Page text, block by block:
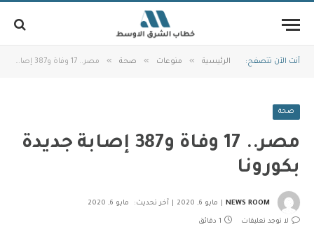
أنت الآن تتصفح: الرئيسية » منوعات » صحة » مصر.. 17 وفاة و387 إصابة جديدة بكورونا
صحة
مصر.. 17 وفاة و387 إصابة جديدة
بكورونا
NEWS ROOM مايو 6, 2020 آخر تحديث: مايو 6, 2020
لا توجد تعليقات 1 دقائق